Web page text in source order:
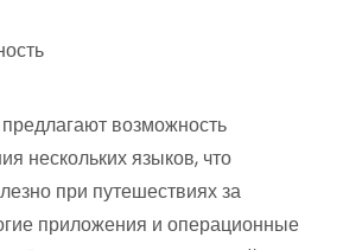
возможность
нескольких языков, что
при путешествиях за
приложения и операционные